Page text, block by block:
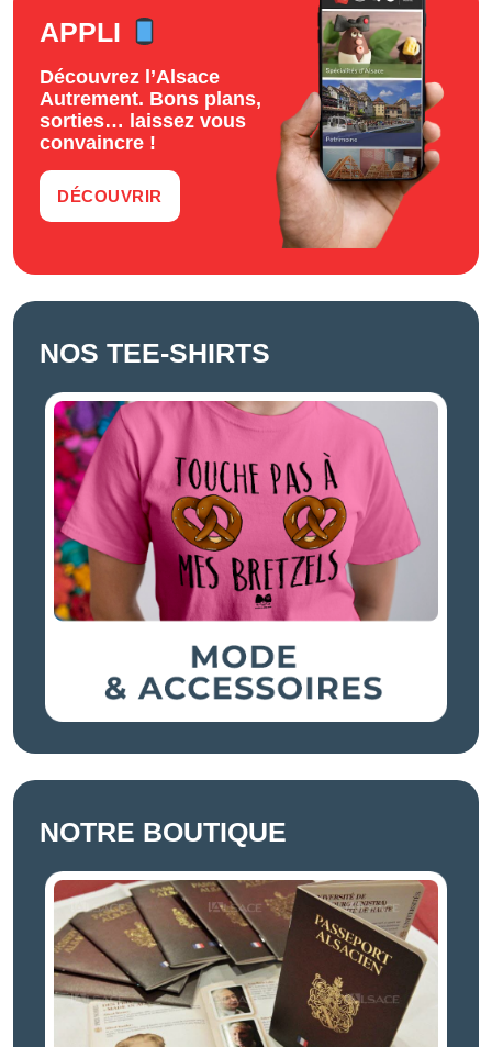
APPLI
Découvrez l’Alsace
Autrement. Bons plans,
sorties… laissez vous
convaincre !
DÉCOUVRIR
NOS TEE-SHIRTS
NOTRE BOUTIQUE